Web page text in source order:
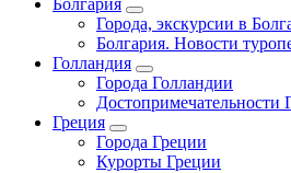
Болгария
Города, экскурсии в
Болгария. Новости
Голландия
Города Голландии
Достопримечательности
Греция
Города Греции
Курорты Греции